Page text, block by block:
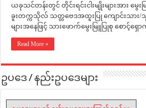
ယခုသင်တန်းတွင် တိုင်းရင်းငါးမျိုးများအား မွေးမ
ခူးတက္ကသိုလ် သတ္တဗေဒအထူးပြု ကျောင်းသား/သူ
များအနေဖြင့် သားဖောက်မွေးမြူပြုစု စောင့်ရှေ
Read More »
ဥပဒေ / နည်းဥပဒေများ